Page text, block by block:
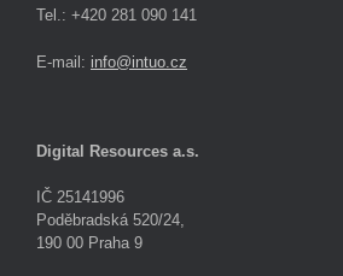
Tel.: +420 281 090 141
E-mail: info@intuo.cz
Digital Resources a.s.
IČ 25141996
Poděbradská 520/24,
190 00 Praha 9